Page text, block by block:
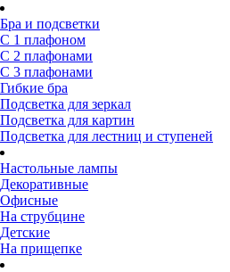
Бра и подсветки
С 1 плафоном
С 2 плафонами
С 3 плафонами
Гибкие бра
Подсветка для зеркал
Подсветка для картин
Подсветка для лестниц и ступеней
Настольные лампы
Декоративные
Офисные
На струбцине
Детские
На прищепке